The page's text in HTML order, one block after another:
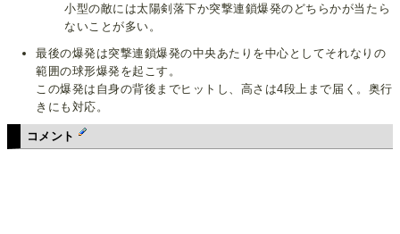
小型の敵には太陽剣落下か突撃連鎖爆発のどちらかが当たら
ないことが多い。
最後の爆発は突撃連鎖爆発の中央あたりを中心としてそれなりの
範囲の球形爆発を起こす。
この爆発は自身の背後までヒットし、高さは4段上まで届く。奥行
きにも対応。
コメント